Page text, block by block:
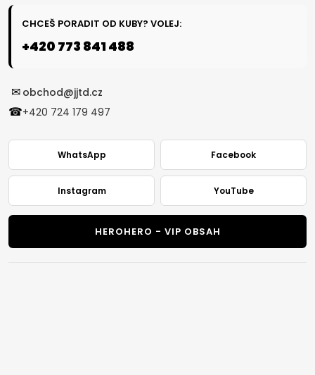
CHCEŠ PORADIT OD KUBY? VOLEJ:
+420 773 841 488
✉ obchod@jjtd.cz
☎+420 724 179 497
WhatsApp Facebook
Instagram YouTube
HEROHERO - VIP OBSAH